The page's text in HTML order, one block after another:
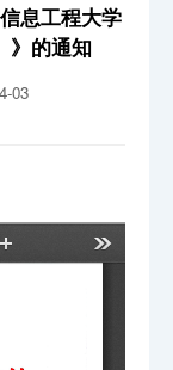
息工程大学
》的通知
03